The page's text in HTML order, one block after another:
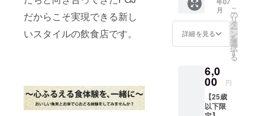
だからこそ実現できる新し
いスタイルの飲食店です。
います。そ
の原点にあ
るのが「お
いしい！」
プルな感動
です。
私たちはこ
も大歓
迎で
す！
枚と、
FGJが
主催す
る上映
会のチ
ケット
様分お
送りい
たしま
す。 ※
１, 懇親
月
詳細を見る
こ
の
リ
タ
ー
ン
を
選
択
す
る
6,0
00 円
【25歳
以下限